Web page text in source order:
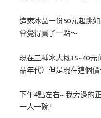
這家冰品一份50元起跳
會覺得貴了一點～
現在三種冰大概35~40元
品年代）但是現在這個
下午4點左右~ 我旁邊的
一人一碗 !